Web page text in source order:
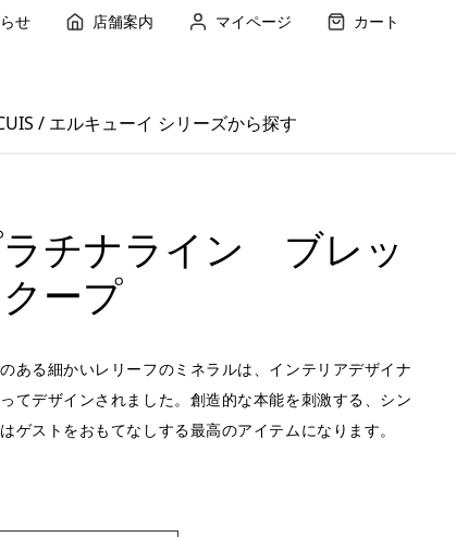
せ 店舗案内 マイページ カート
/ エルキューイ シリーズから探す
チナライン ブレッ
ープ
ある細かいレリーフのミネラルは、インテリアデザイナ
デザインされました。創造的な本能を刺激する、シン
ゲストをおもてなしする最高のアイテムになります。